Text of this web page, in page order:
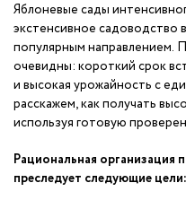
Яблоневые сады
экстенсивное садоводство
популярным направлением.
очевидны: короткий срок
и высокая урожайность с
расскажем, как получать
используя готовую
Рациональная организация
преследует следующие цели: